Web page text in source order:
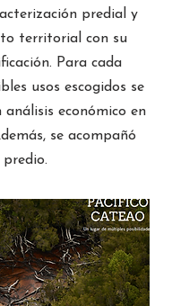
predial y
territorial con su
Para cada
usos escogidos se
análisis económico en
se acompañó